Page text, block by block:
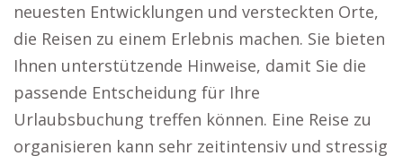
neuesten Entwicklungen und versteckten Orte,
die Reisen zu einem Erlebnis machen. Sie bieten
Ihnen unterstützende Hinweise, damit Sie die
passende Entscheidung für Ihre
Urlaubsbuchung treffen können. Eine Reise zu
organisieren kann sehr zeitintensiv und stressig